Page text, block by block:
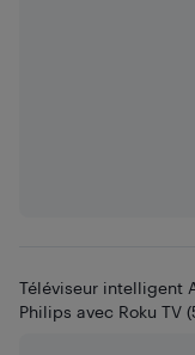
Téléviseur intelligent
Philips avec Roku TV